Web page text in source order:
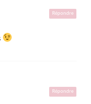
Répondre
Répondre